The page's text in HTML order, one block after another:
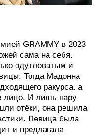
GRAMMY в 2023
сама на себя.
одутловатым и
Тогда Мадонна
ракурса, а
лицо. И лишь пару
отёки, она решила
Певица была
и предлагала